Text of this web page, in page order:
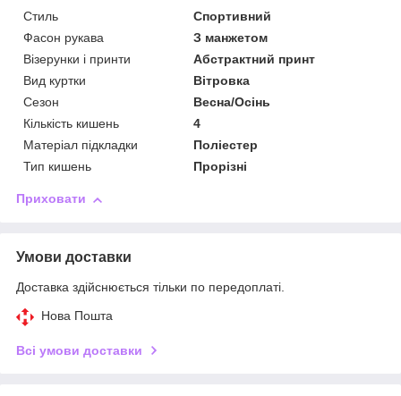
Стиль
Спортивний
Фасон рукава
З манжетом
Візерунки і принти
Абстрактний принт
Вид куртки
Вітровка
Сезон
Весна/Осінь
Кількість кишень
4
Матеріал підкладки
Поліестер
Тип кишень
Прорізні
Приховати
Умови доставки
Доставка здійснюється тільки по передоплаті.
Нова Пошта
Всі умови доставки